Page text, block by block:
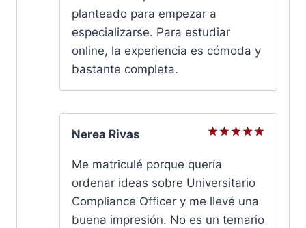
planteado para empezar a
especializarse. Para estudiar
online, la experiencia es cómoda y
bastante completa.
Nerea Rivas
con
5
Me matriculé porque quería
ordenar ideas sobre Universitario
Compliance Officer y me llevé una
buena impresión. No es un temario